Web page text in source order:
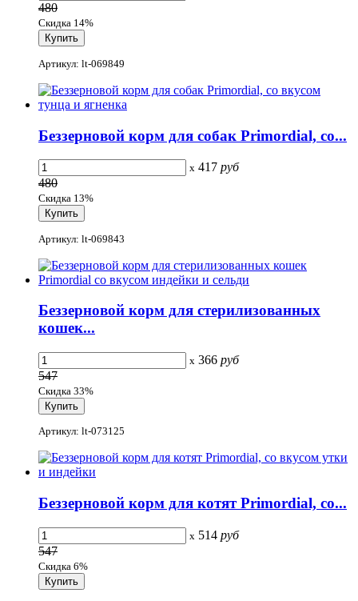
480
Скидка 14%
Артикул: lt-069849
Беззерновой корм для собак Primordial, со...
x 417 руб
480
Скидка 13%
Артикул: lt-069843
Беззерновой корм для стерилизованных
кошек...
x 366 руб
547
Скидка 33%
Артикул: lt-073125
Беззерновой корм для котят Primordial, со...
x 514 руб
547
Скидка 6%